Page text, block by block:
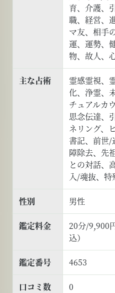
育、介護、
職、経営、
マ友、相手
運、運勢、
物、故人、
主な占術
霊感霊視、
化、浄霊、
チュアルカ
思念伝達、
ネリング、
書記、前世/
障除去、先
との対話、
入/魂抜、特
性別 男性
鑑定料金
20分/9,900
込）
鑑定番号 4653
口コミ数 0